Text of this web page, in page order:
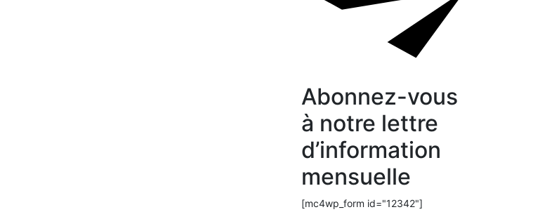
Abonnez-vous
à notre lettre
d’information
mensuelle
[mc4wp_form id="12342"]